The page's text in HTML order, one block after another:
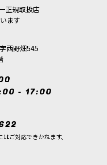
正規取扱店
ます
西野畑545
- 17:00
ご対応できかねます。